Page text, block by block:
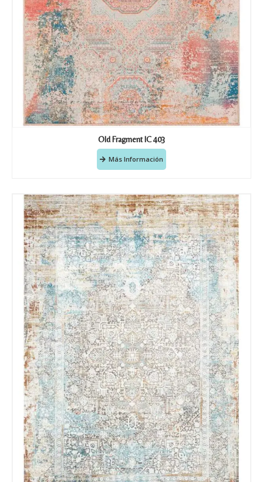
Old Fragment IC 403
Más Información